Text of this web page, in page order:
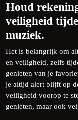
Houd
veiligheid
muziek.
Het is belangrijk om
en veiligheid, zelfs
genieten van je
je altijd alert blijft op
veiligheid voorop te
genieten, maar ook